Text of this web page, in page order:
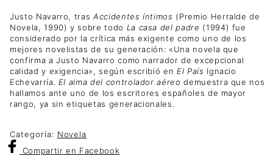
Justo Navarro, tras Accidentes íntimos (Premio Herralde de
Novela, 1990) y sobre todo La casa del padre (1994) fue
considerado por la crítica más exigente como uno de los
mejores novelistas de su generación: «Una novela que
confirma a Justo Navarro como narrador de excepcional
calidad y exigencia», según escribió en El País Ignacio
Echevarría. El alma del controlador aéreo demuestra que nos
hallamos ante uno de los escritores españoles de mayor
rango, ya sin etiquetas generacionales.
Categoría: Novela
Compartir en Facebook